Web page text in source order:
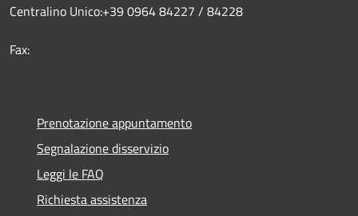
Centralino Unico:+39 0964 84227 / 84228
Fax:
Prenotazione appuntamento
Segnalazione disservizio
Leggi le FAQ
Richiesta assistenza